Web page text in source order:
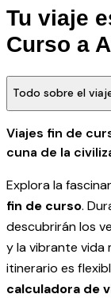
Tu viaje
Curso a
Todo sobre el
Viajes fin de
cuna de la
Explora la
fin de curso.
descubrirán los
y la vibrante vida
itinerario es
calculadora de